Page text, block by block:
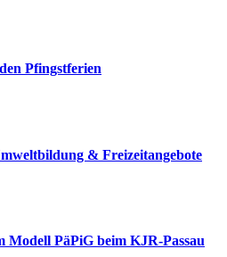
Pfingstferien
& Freizeitangebote
Modell PäPiG beim KJR-Passau